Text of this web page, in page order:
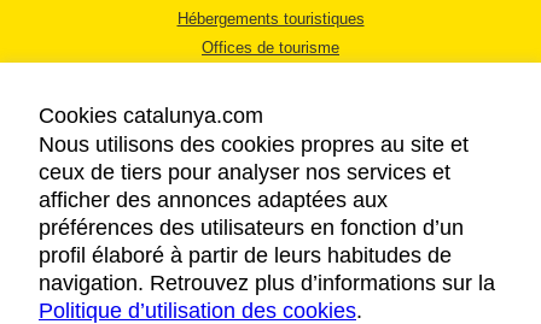
Hébergements touristiques
Offices de tourisme
MENTIONS LÉGALES
RÈGLES DE CONFIDENTIALITÉ
COOKIES
ACCESSIBILITÉ
Cookies catalunya.com
Nous utilisons des cookies propres au site et
ceux de tiers pour analyser nos services et
afficher des annonces adaptées aux
préférences des utilisateurs en fonction d’un
profil élaboré à partir de leurs habitudes de
navigation. Retrouvez plus d’informations sur la
Politique d’utilisation des cookies.